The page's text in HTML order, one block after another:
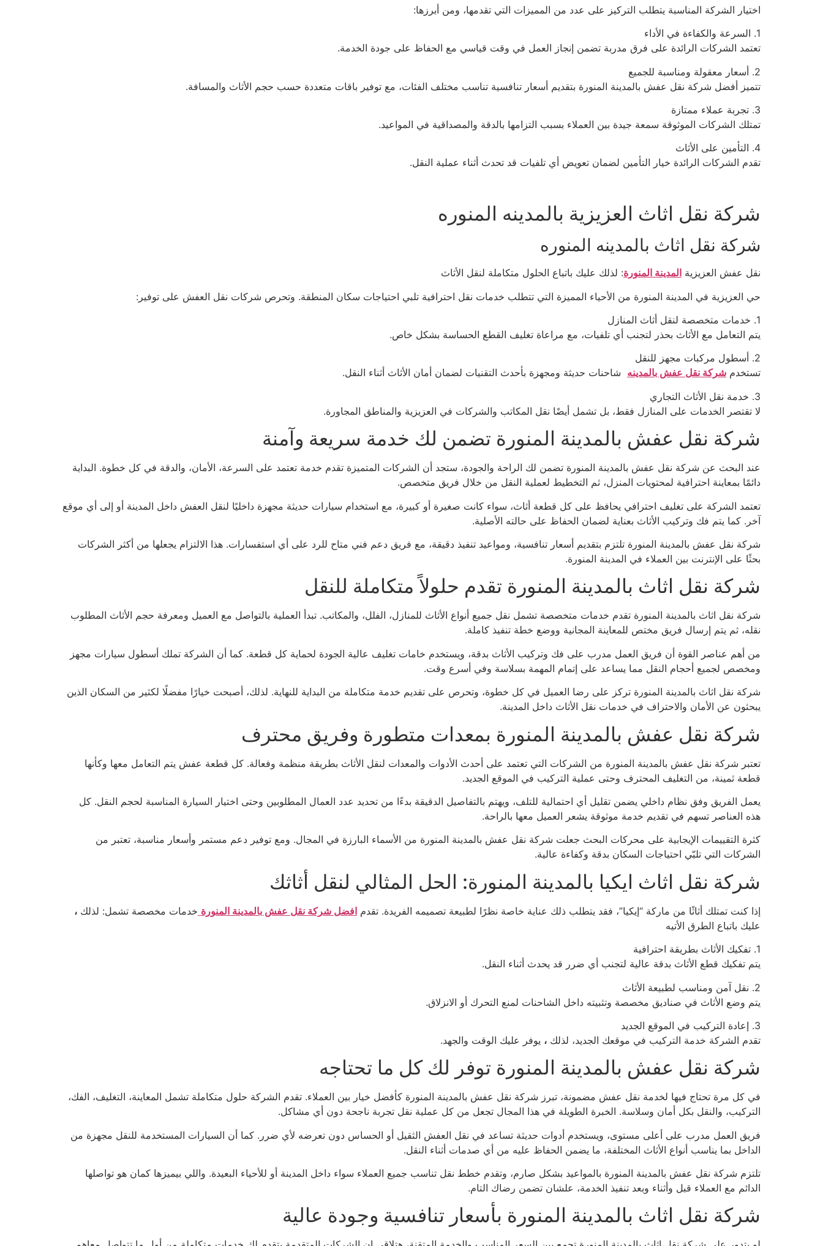
اختيار الشركة المناسبة يتطلب التركيز على عدد من المميزات التي تقدمها، ومن أبرزها:
1. السرعة والكفاءة في الأداء
تعتمد الشركات الرائدة على فرق مدربة تضمن إنجاز العمل في وقت قياسي مع الحفاظ على جودة الخدمة.
2. أسعار معقولة ومناسبة للجميع
تتميز أفضل شركة نقل عفش بالمدينة المنورة بتقديم أسعار تنافسية تناسب مختلف الفئات، مع توفير باقات متعددة حسب حجم الأثاث والمسافة.
3. تجربة عملاء ممتازة
تمتلك الشركات الموثوقة سمعة جيدة بين العملاء بسبب التزامها بالدقة والمصداقية في المواعيد.
4. التأمين على الأثاث
تقدم الشركات الرائدة خيار التأمين لضمان تعويض أي تلفيات قد تحدث أثناء عملية النقل.
شركة نقل اثاث العزيزية بالمدينه المنوره
شركة نقل اثاث بالمدينه المنوره
نقل عفش العزيزية المدينة المنورة: لذلك عليك باتباع الحلول متكاملة لنقل الأثاث
حي العزيزية في المدينة المنورة من الأحياء المميزة التي تتطلب خدمات نقل احترافية تلبي احتياجات سكان المنطقة. وتحرص شركات نقل العفش على توفير:
1. خدمات متخصصة لنقل أثاث المنازل
يتم التعامل مع الأثاث بحذر لتجنب أي تلفيات، مع مراعاة تغليف القطع الحساسة بشكل خاص.
2. أسطول مركبات مجهز للنقل
تستخدم شركة نقل عفش بالمدينه شاحنات حديثة ومجهزة بأحدث التقنيات لضمان أمان الأثاث أثناء النقل.
3. خدمة نقل الأثاث التجاري
لا تقتصر الخدمات على المنازل فقط، بل تشمل أيضًا نقل المكاتب والشركات في العزيزية والمناطق المجاورة.
شركة نقل عفش بالمدينة المنورة تضمن لك خدمة سريعة وآمنة
عند البحث عن شركة نقل عفش بالمدينة المنورة تضمن لك الراحة والجودة، ستجد أن الشركات المتميزة تقدم خدمة تعتمد على السرعة، الأمان، والدقة في كل خطوة. البداية
دائمًا بمعاينة احترافية لمحتويات المنزل، ثم التخطيط لعملية النقل من خلال فريق متخصص.
تعتمد الشركة على تغليف احترافي يحافظ على كل قطعة أثاث، سواء كانت صغيرة أو كبيرة، مع استخدام سيارات حديثة مجهزة داخليًا لنقل العفش داخل المدينة أو إلى أي موقع
آخر. كما يتم فك وتركيب الأثاث بعناية لضمان الحفاظ على حالته الأصلية.
شركة نقل عفش بالمدينة المنورة تلتزم بتقديم أسعار تنافسية، ومواعيد تنفيذ دقيقة، مع فريق دعم فني متاح للرد على أي استفسارات. هذا الالتزام يجعلها من أكثر الشركات
بحثًا على الإنترنت بين العملاء في المدينة المنورة.
شركة نقل اثاث بالمدينة المنورة تقدم حلولاً متكاملة للنقل
شركة نقل اثاث بالمدينة المنورة تقدم خدمات متخصصة تشمل نقل جميع أنواع الأثاث للمنازل، الفلل، والمكاتب. تبدأ العملية بالتواصل مع العميل ومعرفة حجم الأثاث المطلوب
نقله، ثم يتم إرسال فريق مختص للمعاينة المجانية ووضع خطة تنفيذ كاملة.
من أهم عناصر القوة أن فريق العمل مدرب على فك وتركيب الأثاث بدقة، ويستخدم خامات تغليف عالية الجودة لحماية كل قطعة. كما أن الشركة تملك أسطول سيارات مجهز
ومخصص لجميع أحجام النقل مما يساعد على إتمام المهمة بسلاسة وفي أسرع وقت.
شركة نقل اثاث بالمدينة المنورة تركز على رضا العميل في كل خطوة، وتحرص على تقديم خدمة متكاملة من البداية للنهاية. لذلك، أصبحت خيارًا مفضلًا لكثير من السكان الذين
يبحثون عن الأمان والاحتراف في خدمات نقل الأثاث داخل المدينة.
شركة نقل عفش بالمدينة المنورة بمعدات متطورة وفريق محترف
تعتبر شركة نقل عفش بالمدينة المنورة من الشركات التي تعتمد على أحدث الأدوات والمعدات لنقل الأثاث بطريقة منظمة وفعالة. كل قطعة عفش يتم التعامل معها وكأنها
قطعة ثمينة، من التغليف المحترف وحتى عملية التركيب في الموقع الجديد.
يعمل الفريق وفق نظام داخلي يضمن تقليل أي احتمالية للتلف، ويهتم بالتفاصيل الدقيقة بدءًا من تحديد عدد العمال المطلوبين وحتى اختيار السيارة المناسبة لحجم النقل. كل
هذه العناصر تسهم في تقديم خدمة موثوقة يشعر العميل معها بالراحة.
كثرة التقييمات الإيجابية على محركات البحث جعلت شركة نقل عفش بالمدينة المنورة من الأسماء البارزة في المجال. ومع توفير دعم مستمر وأسعار مناسبة، تعتبر من
الشركات التي تلبّي احتياجات السكان بدقة وكفاءة عالية.
شركة نقل اثاث ايكيا بالمدينة المنورة: الحل المثالي لنقل أثاثك
إذا كنت تمتلك أثاثًا من ماركة “إيكيا”، فقد يتطلب ذلك عناية خاصة نظرًا لطبيعة تصميمه الفريدة. تقدم افضل شركة نقل عفش بالمدينة المنورة خدمات مخصصة تشمل: لذلك ،
عليك باتباع الطرق الأتيه
1. تفكيك الأثاث بطريقة احترافية
يتم تفكيك قطع الأثاث بدقة عالية لتجنب أي ضرر قد يحدث أثناء النقل.
2. نقل آمن ومناسب لطبيعة الأثاث
يتم وضع الأثاث في صناديق مخصصة وتثبيته داخل الشاحنات لمنع التحرك أو الانزلاق.
3. إعادة التركيب في الموقع الجديد
تقدم الشركة خدمة التركيب في موقعك الجديد، لذلك ، يوفر عليك الوقت والجهد.
شركة نقل عفش بالمدينة المنورة توفر لك كل ما تحتاجه
في كل مرة تحتاج فيها لخدمة نقل عفش مضمونة، تبرز شركة نقل عفش بالمدينة المنورة كأفضل خيار بين العملاء. تقدم الشركة حلول متكاملة تشمل المعاينة، التغليف، الفك،
التركيب، والنقل بكل أمان وسلاسة. الخبرة الطويلة في هذا المجال تجعل من كل عملية نقل تجربة ناجحة دون أي مشاكل.
فريق العمل مدرب على أعلى مستوى، ويستخدم أدوات حديثة تساعد في نقل العفش الثقيل أو الحساس دون تعرضه لأي ضرر. كما أن السيارات المستخدمة للنقل مجهزة من
الداخل بما يناسب أنواع الأثاث المختلفة، ما يضمن الحفاظ عليه من أي صدمات أثناء النقل.
تلتزم شركة نقل عفش بالمدينة المنورة بالمواعيد بشكل صارم، وتقدم خطط نقل تناسب جميع العملاء سواء داخل المدينة أو للأحياء البعيدة. واللي بيميزها كمان هو تواصلها
الدائم مع العملاء قبل وأثناء وبعد تنفيذ الخدمة، علشان تضمن رضاك التام.
شركة نقل اثاث بالمدينة المنورة بأسعار تنافسية وجودة عالية